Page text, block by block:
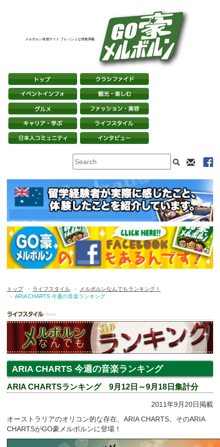
メルボルン体感サイト フレッシュな情報満載
トップ ライフスタイル
メルボルンなんでもランキング！
ARIA CHARTS 今週の音楽ランキング
ARIA CHARTS 今週の音楽ランキング
ARIA CHARTSランキング 9月12日～9月18日集計分
2011年9月20日掲載
オーストラリアのオリコン的な存在、ARIA CHARTS。そのARIA
CHARTSがGO豪メルボルンに登場！